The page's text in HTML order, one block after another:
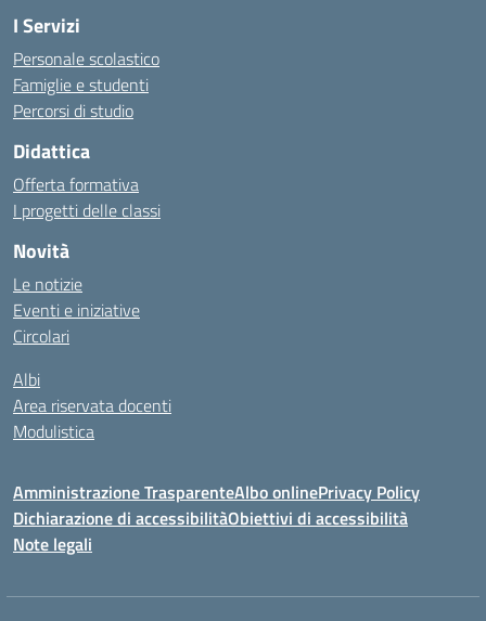
I Servizi
Personale scolastico
Famiglie e studenti
Percorsi di studio
Didattica
Offerta formativa
I progetti delle classi
Novità
Le notizie
Eventi e iniziative
Circolari
Albi
Area riservata docenti
Modulistica
Amministrazione TrasparenteAlbo onlinePrivacy Policy
Dichiarazione di accessibilitàObiettivi di accessibilità
Note legali